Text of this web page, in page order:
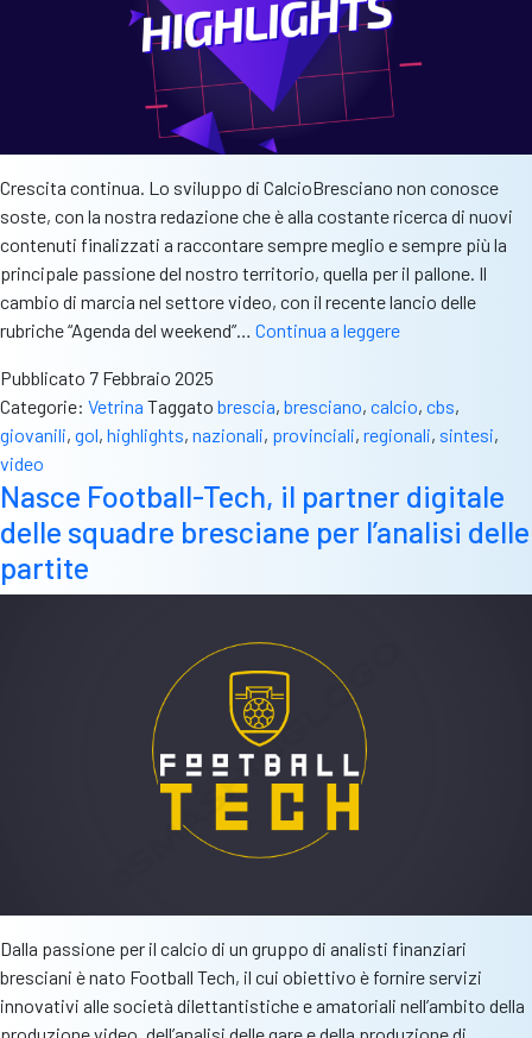
Crescita continua. Lo sviluppo di CalcioBresciano non conosce
soste, con la nostra redazione che è alla costante ricerca di nuovi
contenuti finalizzati a raccontare sempre meglio e sempre più la
principale passione del nostro territorio, quella per il pallone. Il
cambio di marcia nel settore video, con il recente lancio delle
rubriche “Agenda del weekend”… Continua a leggereCBS
arrivo
una
rubrica
video
Pubblicato 7 Febbraio 2025
Categorie: Vetrina Taggato brescia, bresciano, calcio, cbs,
giovanili, gol, highlights, nazionali, provinciali, regionali, sintesi,
video
Nasce Football-Tech, il partner digitale
delle squadre bresciane per l’analisi delle
partite
Dalla passione per il calcio di un gruppo di analisti finanziari
bresciani è nato Football Tech, il cui obiettivo è fornire servizi
innovativi alle società dilettantistiche e amatoriali nell’ambito della
produzione video, dell’analisi delle gare e della produzione di